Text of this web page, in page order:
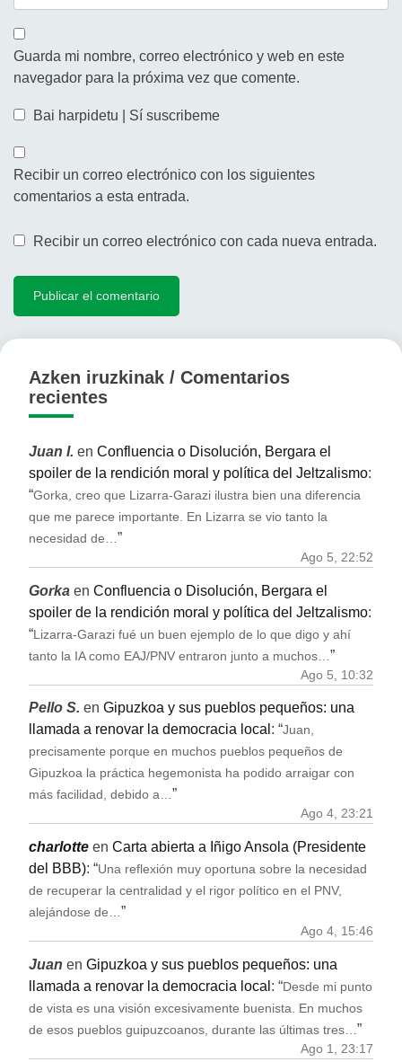
Guarda mi nombre, correo electrónico y web en este
navegador para la próxima vez que comente.
Bai harpidetu | Sí suscribeme
Recibir un correo electrónico con los siguientes
comentarios a esta entrada.
Recibir un correo electrónico con cada nueva entrada.
Azken iruzkinak / Comentarios
recientes
Juan I. en Confluencia o Disolución, Bergara el
spoiler de la rendición moral y política del Jeltzalismo:
“Gorka, creo que Lizarra-Garazi ilustra bien una diferencia
que me parece importante. En Lizarra se vio tanto la
necesidad de… ”
Ago 5, 22:52
Gorka en Confluencia o Disolución, Bergara el
spoiler de la rendición moral y política del Jeltzalismo:
“Lizarra-Garazi fué un buen ejemplo de lo que digo y ahí
tanto la IA como EAJ/PNV entraron junto a muchos… ”
Ago 5, 10:32
Pello S. en Gipuzkoa y sus pueblos pequeños: una
llamada a renovar la democracia local : “Juan,
precisamente porque en muchos pueblos pequeños de
Gipuzkoa la práctica hegemonista ha podido arraigar con
más facilidad, debido a…”
Ago 4, 23:21
charlotte en Carta abierta a Iñigo Ansola (Presidente
del BBB): “Una reflexión muy oportuna sobre la necesidad
de recuperar la centralidad y el rigor político en el PNV,
alejándose de…”
Ago 4, 15:46
Juan en Gipuzkoa y sus pueblos pequeños: una
llamada a renovar la democracia local : “Desde mi punto
de vista es una visión excesivamente buenista. En muchos
de esos pueblos guipuzcoanos, durante las últimas tres… ”
Ago 1, 23:17